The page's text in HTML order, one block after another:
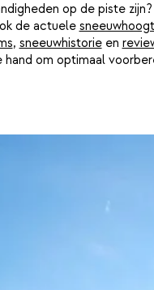
op de piste
de actuele
, sneeuwhistorieen
hand om optimaal